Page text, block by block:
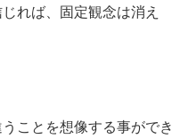
れば、固定観念は消え
ことを想像する事ができ